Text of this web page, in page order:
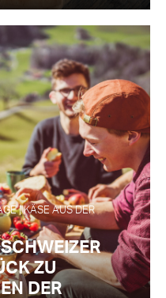
| KÄSE AUS DER
ZU
DER